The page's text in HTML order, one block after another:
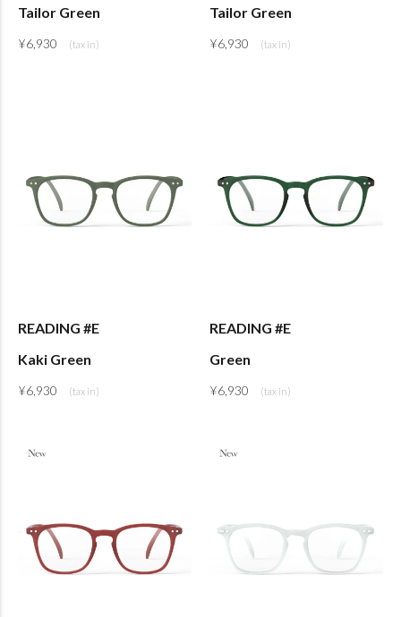
Tailor Green
¥6,930
Tailor Green
¥6,930
READING #E
Kaki Green
¥6,930
READING #E
Green
¥6,930